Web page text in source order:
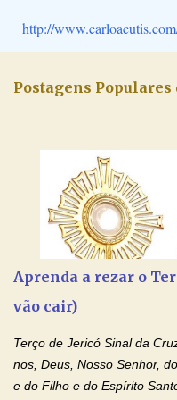
http://
Postagens Populares
Aprenda a rezar o
vão cair)
Terço de Jericó Sinal da
nos, Deus, Nosso Senhor,
e do Filho e do Espírito